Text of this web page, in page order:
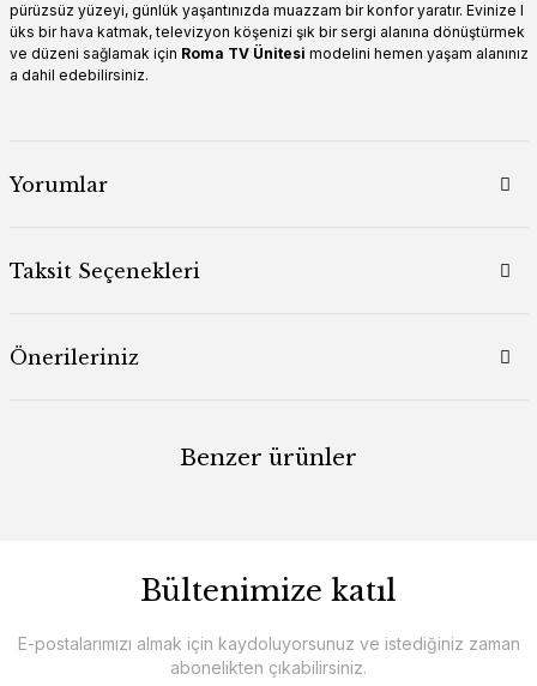
pürüzsüz yüzeyi, günlük yaşantınızda muazzam bir konfor yaratır. Evinize l
üks bir hava katmak, televizyon köşenizi şık bir sergi alanına dönüştürmek
ve düzeni sağlamak için Roma TV Ünitesi modelini hemen yaşam alanınız
a dahil edebilirsiniz.
Yorumlar
Taksit Seçenekleri
Önerileriniz
Benzer ürünler
Bültenimize katıl
E-postalarımızı almak için kaydoluyorsunuz ve istediğiniz zaman
abonelikten çıkabilirsiniz.